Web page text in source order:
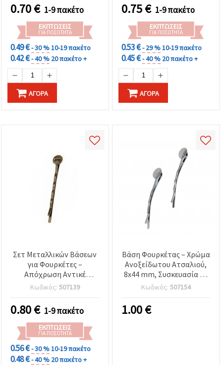
0.70€ 1-9 πακέτο
ΕΚΠΤΏΣΕΙΣ
ΓΙΑ ΠΟΣΌΤΗΤΑ
0.49 €- 30 %10-19 πακέτο
0.42 €- 40 % 20 πακέτο +
ΑΓΟΡΆ
0.75€ 1-9 πακέτο
ΕΚΠΤΏΣΕΙΣ
ΓΙΑ ΠΟΣΌΤΗΤΑ
0.53 €- 29 %10-19 πακέτο
0.45 €- 40 % 20 πακέτο +
ΑΓΟΡΆ
Σετ Μεταλλικών Βάσεων
για Φουρκέτες –
Απόχρωση Αντικέ
Μπρονζέ, 2×52×2 mm,
Συσκευασία 10 τεμ. – Για
DIY Αξεσουάρ Μαλλιών &
Χειροτεχνίες
Κωδικός: 507139
0.80€ 1-9 πακέτο
ΕΚΠΤΏΣΕΙΣ
ΓΙΑ ΠΟΣΌΤΗΤΑ
0.56 €- 30 %10-19 πακέτο
0.48 €- 40 % 20 πακέτο +
Βάση Φουρκέτας – Χρώμα
Ανοξείδωτου Ατσαλιού,
8x44 mm, Συσκευασία 10
τεμ. – Για Στυλ Μαλλιών &
Αξεσουάρ Χειροτεχνίας
Κωδικός: 507154
1.00€